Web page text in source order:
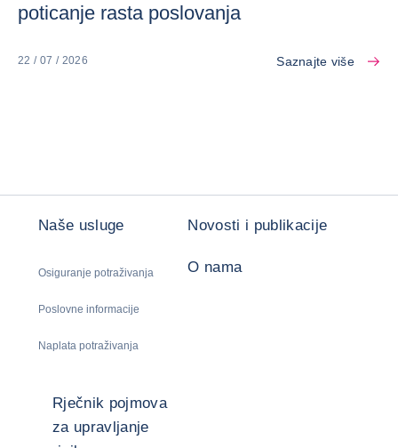
poticanje rasta poslovanja
22 / 07 / 2026 Saznajte više
Naše usluge
Osiguranje potraživanja
Poslovne informacije
Naplata potraživanja
Novosti i publikacije
O nama
Rječnik pojmova
za upravljanje